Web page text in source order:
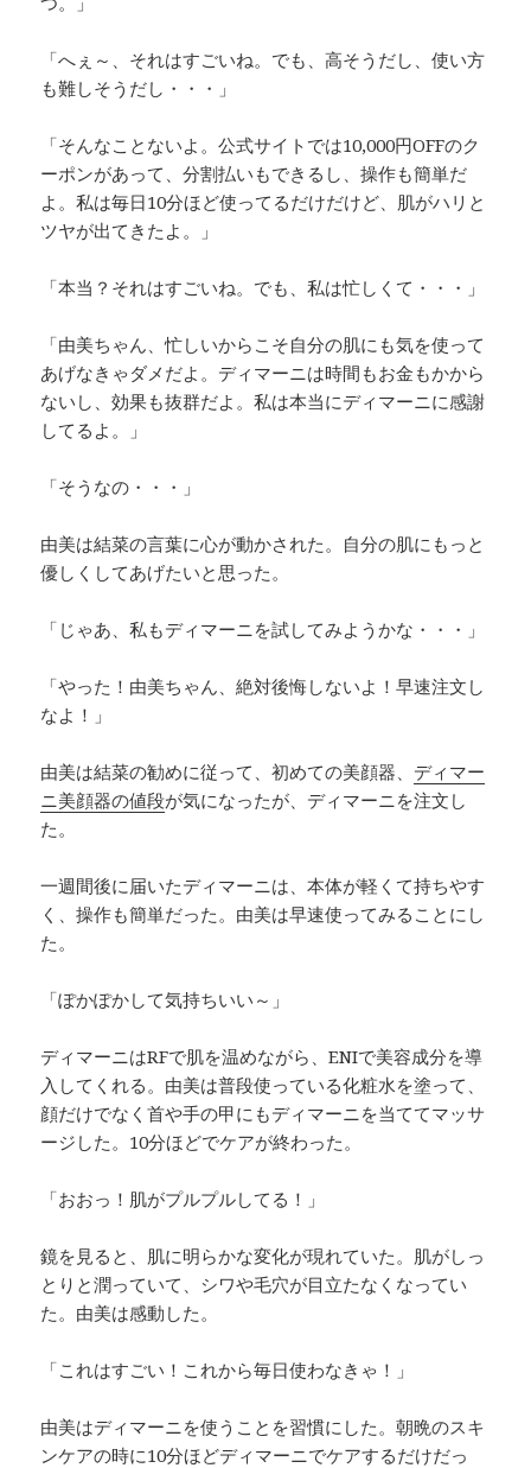
「へぇ～、それはすごいね。でも、高そうだし、使い方
も難しそうだし・・・」
「そんなことないよ。公式サイトでは10,000円OFFのク
ーポンがあって、分割払いもできるし、操作も簡単だ
よ。私は毎日10分ほど使ってるだけだけど、肌がハリと
ツヤが出てきたよ。」
「本当？それはすごいね。でも、私は忙しくて・・・」
「由美ちゃん、忙しいからこそ自分の肌にも気を使って
あげなきゃダメだよ。ディマーニは時間もお金もかから
ないし、効果も抜群だよ。私は本当にディマーニに感謝
してるよ。」
「そうなの・・・」
由美は結菜の言葉に心が動かされた。自分の肌にもっと
優しくしてあげたいと思った。
「じゃあ、私もディマーニを試してみようかな・・・」
「やった！由美ちゃん、絶対後悔しないよ！早速注文し
なよ！」
由美は結菜の勧めに従って、初めての美顔器、 ディマー
ニ美顔器の値段が気になったが、ディマーニを注文し
た。
一週間後に届いたディマーニは、本体が軽くて持ちやす
く、操作も簡単だった。由美は早速使ってみることにし
た。
「ぽかぽかして気持ちいい～」
ディマーニはRFで肌を温めながら、ENIで美容成分を導
入してくれる。由美は普段使っている化粧水を塗って、
顔だけでなく首や手の甲にもディマーニを当ててマッサ
ージした。10分ほどでケアが終わった。
「おおっ！肌がプルプルしてる！」
鏡を見ると、肌に明らかな変化が現れていた。肌がしっ
とりと潤っていて、シワや毛穴が目立たなくなってい
た。由美は感動した。
「これはすごい！これから毎日使わなきゃ！」
由美はディマーニを使うことを習慣にした。朝晩のスキ
ンケアの時に10分ほどディマーニでケアするだけだっ